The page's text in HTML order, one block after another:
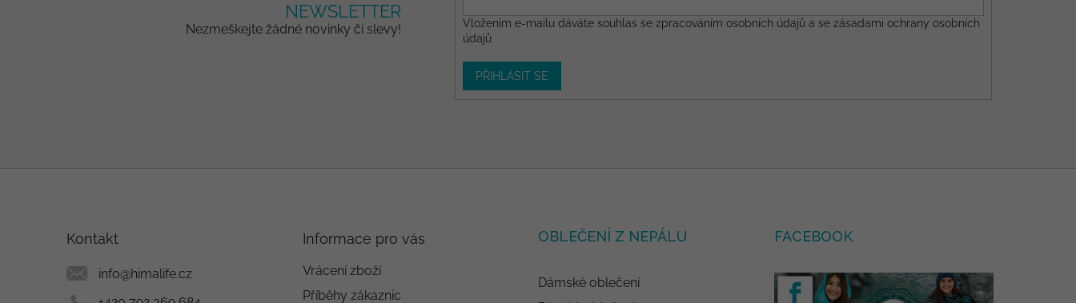
NEWSLETTER
Nezmeškejte žádné novinky či slevy! Vložením e-mailu dávátesouhlas se zpracováním osobních údajů a sezásadami ochrany osobních
údajů
PŘIHLÁSIT SE
Kontakt
info@himalife.cz
Informace pro vás
Vrácení zboží
Příběhy zákaznic
OBLEČENÍ Z NEPÁLU
Dámské oblečení
FACEBOOK